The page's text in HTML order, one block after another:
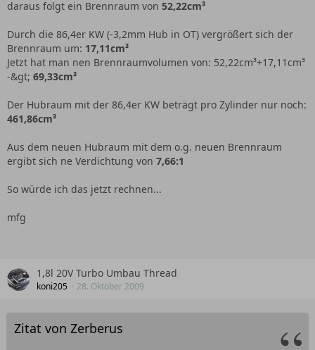
daraus folgt ein Brennraum von 52,22cm³
Durch die 86,4er KW (-3,2mm Hub in OT) vergrößert sich der
Brennraum um: 17,11cm³
Jetzt hat man nen Brennraumvolumen von: 52,22cm³+17,11cm³
-&gt; 69,33cm³
Der Hubraum mit der 86,4er KW beträgt pro Zylinder nur noch:
461,86cm³
Aus dem neuen Hubraum mit dem o.g. neuen Brennraum
ergibt sich ne Verdichtung von 7,66:1
So würde ich das jetzt rechnen...
mfg
1,8l 20V Turbo Umbau Thread
koni205 28. Oktober 2009
Zitat von Zerberus